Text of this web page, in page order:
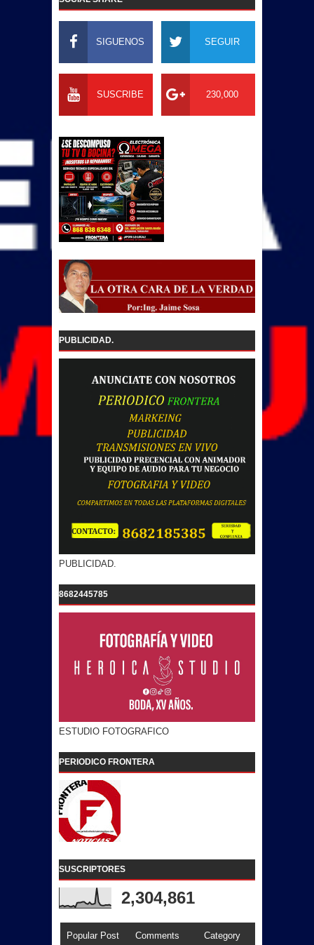
SIGUENOS SEGUIR
SUSCRIBE 230,000
PUBLICIDAD.
PUBLICIDAD.
8682445785
ESTUDIO FOTOGRAFICO
PERIODICO FRONTERA
SUSCRIPTORES
2,304,861
Popular Post Comments Category